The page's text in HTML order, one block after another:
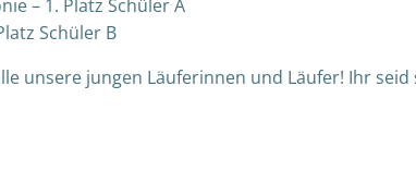
– 1. Platz Schüler A
Schüler B
unsere jungen Läuferinnen und Läufer! Ihr seid